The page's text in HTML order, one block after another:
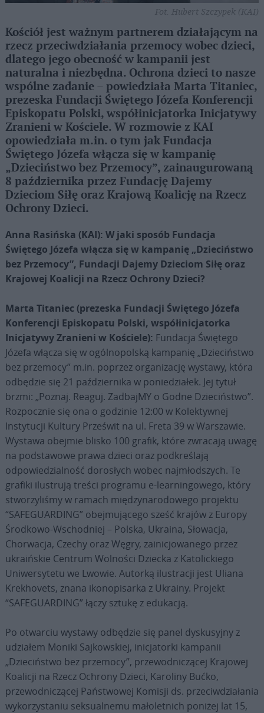
Fot. Hubert Szczypek (KAI)
Kościół jest ważnym partnerem działającym na
rzecz przeciwdziałania przemocy wobec dzieci,
dlatego jego obecność w kampanii jest
naturalna i niezbędna. Ochrona dzieci to nasze
wspólne zadanie – powiedziała Marta Titaniec,
prezeska Fundacji Świętego Józefa Konferencji
Episkopatu Polski, współinicjatorka Inicjatywy
Zranieni w Kościele. W rozmowie z KAI
opowiedziała m.in. o tym jak Fundacja
Świętego Józefa włącza się w kampanię
„Dzieciństwo bez Przemocy”, zainaugurowaną
8 października przez Fundację Dajemy
Dzieciom Siłę oraz Krajową Koalicję na Rzecz
Ochrony Dzieci.
Anna Rasińska (KAI): W jaki sposób Fundacja
Świętego Józefa włącza się w kampanię „Dzieciństwo
bez Przemocy”, Fundacji Dajemy Dzieciom Siłę oraz
Krajowej Koalicji na Rzecz Ochrony Dzieci?
Marta Titaniec (prezeska Fundacji Świętego Józefa
Konferencji Episkopatu Polski, współinicjatorka
Inicjatywy Zranieni w Kościele): Fundacja Świętego
Józefa włącza się w ogólnopolską kampanię „Dzieciństwo
bez przemocy” m.in. poprzez organizację wystawy, która
odbędzie się 21 października w poniedziałek. Jej tytuł
brzmi: „Poznaj. Reaguj. ZadbajMY o Godne Dzieciństwo”.
Rozpocznie się ona o godzinie 12:00 w Kolektywnej
Instytucji Kultury Prześwit na ul. Freta 39 w Warszawie.
Wystawa obejmie blisko 100 grafik, które zwracają uwagę
na podstawowe prawa dzieci oraz podkreślają
odpowiedzialność dorosłych wobec najmłodszych. Te
grafiki ilustrują treści programu e-learningowego, który
stworzyliśmy w ramach międzynarodowego projektu
“SAFEGUARDING” obejmującego sześć krajów z Europy
Środkowo-Wschodniej – Polska, Ukraina, Słowacja,
Chorwacja, Czechy oraz Węgry, zainicjowanego przez
ukraińskie Centrum Wolności Dziecka z Katolickiego
Uniwersytetu we Lwowie. Autorką ilustracji jest Uliana
Krekhovets, znana ikonopisarka z Ukrainy. Projekt
“SAFEGUARDING” łączy sztukę z edukacją.
Po otwarciu wystawy odbędzie się panel dyskusyjny z
udziałem Moniki Sajkowskiej, inicjatorki kampanii
„Dzieciństwo bez przemocy”, przewodniczącej Krajowej
Koalicji na Rzecz Ochrony Dzieci, Karoliny Bućko,
przewodniczącej Państwowej Komisji ds. przeciwdziałania
wykorzystaniu seksualnemu małoletnich poniżej lat 15,